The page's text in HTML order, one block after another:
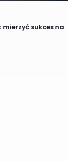
mierzyć sukces na